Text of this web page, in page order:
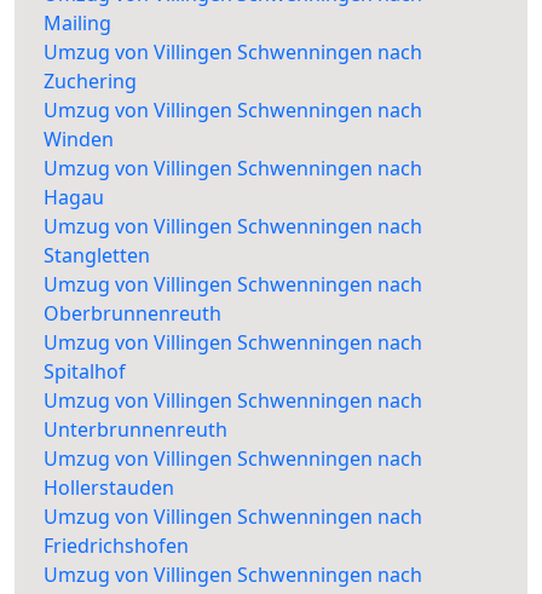
Mailing
Umzug von Villingen Schwenningen nach
Zuchering
Umzug von Villingen Schwenningen nach
Winden
Umzug von Villingen Schwenningen nach
Hagau
Umzug von Villingen Schwenningen nach
Stangletten
Umzug von Villingen Schwenningen nach
Oberbrunnenreuth
Umzug von Villingen Schwenningen nach
Spitalhof
Umzug von Villingen Schwenningen nach
Unterbrunnenreuth
Umzug von Villingen Schwenningen nach
Hollerstauden
Umzug von Villingen Schwenningen nach
Friedrichshofen
Umzug von Villingen Schwenningen nach